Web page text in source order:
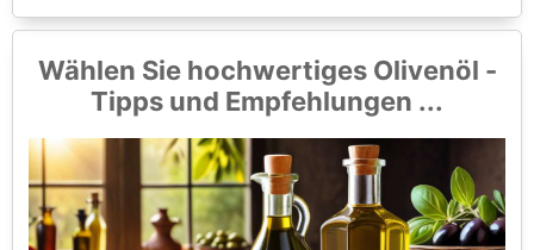
Wählen Sie hochwertiges Olivenöl -
Tipps und Empfehlungen ...